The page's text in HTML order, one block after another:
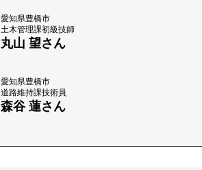
愛知県豊橋市
土木管理課初級技師
丸山 望さん
愛知県豊橋市
道路維持課技術員
森谷 蓮さん